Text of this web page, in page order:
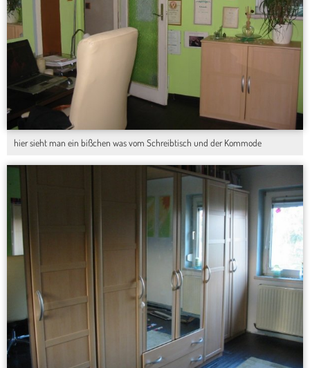
hier sieht man ein bißchen was vom Schreibtisch und der Kommode